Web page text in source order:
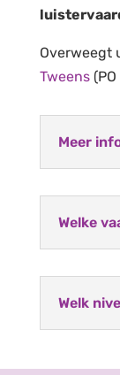
Overweegt
Tweens
Meer
Welke
Welk